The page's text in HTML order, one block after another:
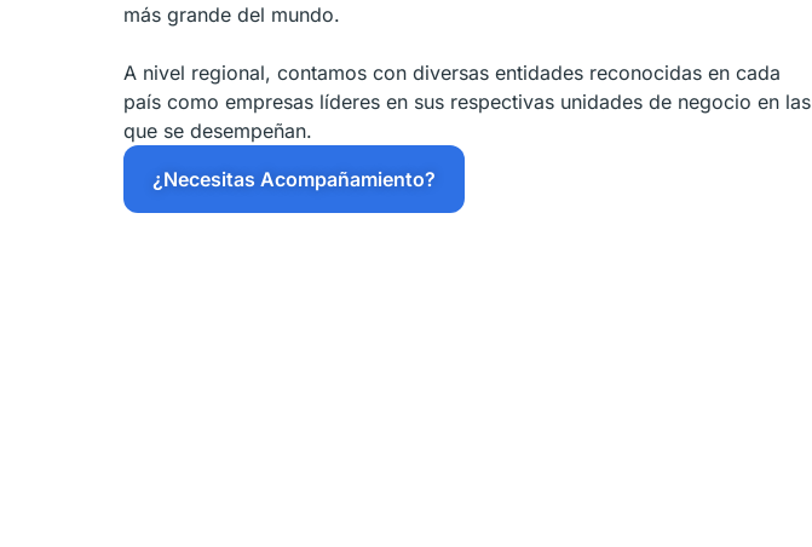
más grande del mundo.
A nivel regional, contamos con diversas entidades reconocidas en cada
país como empresas líderes en sus respectivas unidades de negocio en las
que se desempeñan.
¿Necesitas Acompañamiento?